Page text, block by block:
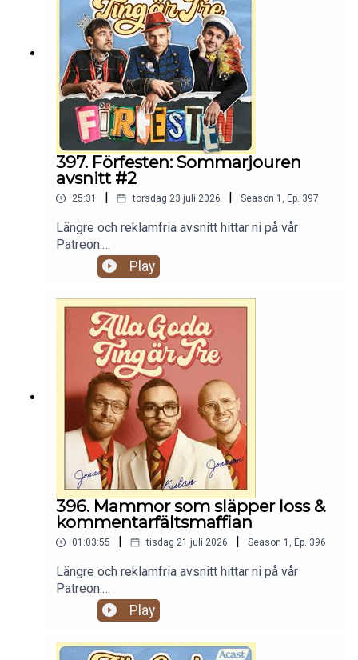
397. Förfesten: Sommarjouren
avsnitt #2
25:31 | torsdag 23 juli 2026 | Season 1 , Ep. 397
Längre och reklamfria avsnitt hittar ni på vår
Patreon:
https://www.patreon.com/c/randommakingmovie
Play
396. Mammor som släpper loss &
kommentarfältsmaffian
01:03:55 tisdag 21 juli 2026 Season 1 , Ep. 396
Längre och reklamfria avsnitt hittar ni på vår
Patreon:
https://www.patreon.com/c/randommakingmovie
Play